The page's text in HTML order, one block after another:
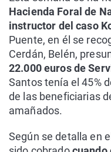
Hacienda Foral de
instructor del caso
Puente, en él se
Cerdán, Belén,
22.000 euros de
Santos tenía el 45%
de las beneficiarias
amañados.
Según se detalla en